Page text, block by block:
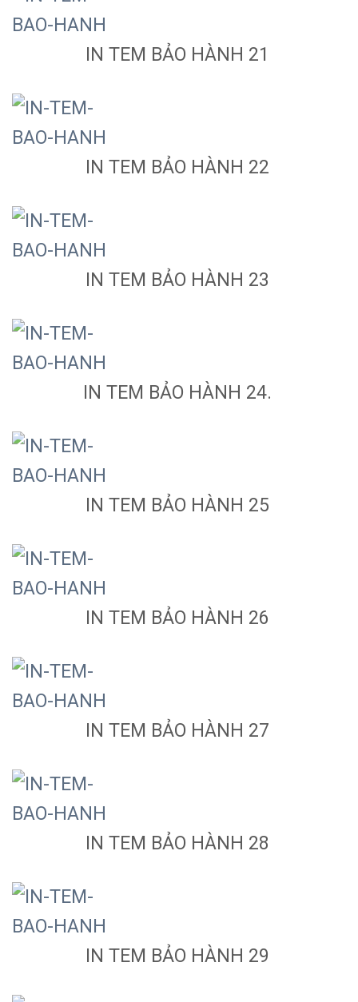
IN TEM BẢO HÀNH 21
IN TEM BẢO HÀNH 22
IN TEM BẢO HÀNH 23
IN TEM BẢO HÀNH 24.
IN TEM BẢO HÀNH 25
IN TEM BẢO HÀNH 26
IN TEM BẢO HÀNH 27
IN TEM BẢO HÀNH 28
IN TEM BẢO HÀNH 29